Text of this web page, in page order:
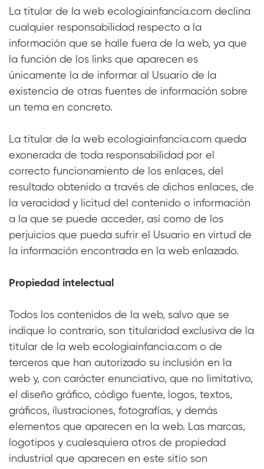
La titular de la web ecologiainfancia.com declina
cualquier responsabilidad respecto a la
información que se halle fuera de la web, ya que
la función de los links que aparecen es
únicamente la de informar al Usuario de la
existencia de otras fuentes de información sobre
un tema en concreto.
La titular de la web ecologiainfancia.com queda
exonerada de toda responsabilidad por el
correcto funcionamiento de los enlaces, del
resultado obtenido a través de dichos enlaces, de
la veracidad y licitud del contenido o información
a la que se puede acceder, así como de los
perjuicios que pueda sufrir el Usuario en virtud de
la información encontrada en la web enlazado.
Propiedad intelectual
Todos los contenidos de la web, salvo que se
indique lo contrario, son titularidad exclusiva de la
titular de la web ecologiainfancia.com o de
terceros que han autorizado su inclusión en la
web y, con carácter enunciativo, que no limitativo,
el diseño gráfico, código fuente, logos, textos,
gráficos, ilustraciones, fotografías, y demás
elementos que aparecen en la web. Las marcas,
logotipos y cualesquiera otros de propiedad
industrial que aparecen en este sitio son